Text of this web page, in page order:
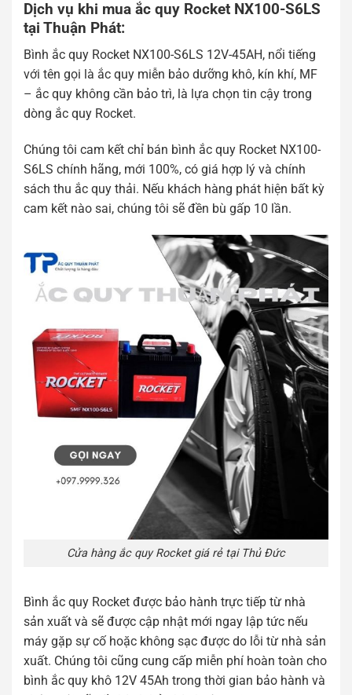
Dịch vụ khi mua ắc quy Rocket NX100-S6LS
tại Thuận Phát:
Bình ắc quy Rocket NX100-S6LS 12V-45AH, nổi tiếng
với tên gọi là ắc quy miễn bảo dưỡng khô, kín khí, MF
– ắc quy không cần bảo trì, là lựa chọn tin cậy trong
dòng ắc quy Rocket.
Chúng tôi cam kết chỉ bán bình ắc quy Rocket NX100-
S6LS chính hãng, mới 100%, có giá hợp lý và chính
sách thu ắc quy thải. Nếu khách hàng phát hiện bất kỳ
cam kết nào sai, chúng tôi sẽ đền bù gấp 10 lần.
Cửa hàng ắc quy Rocket giá rẻ tại Thủ Đức
Bình ắc quy Rocket được bảo hành trực tiếp từ nhà
sản xuất và sẽ được cập nhật mới ngay lập tức nếu
máy gặp sự cố hoặc không sạc được do lỗi từ nhà sản
xuất. Chúng tôi cũng cung cấp miễn phí hoàn toàn cho
bình ắc quy khô 12V 45Ah trong thời gian bảo hành và